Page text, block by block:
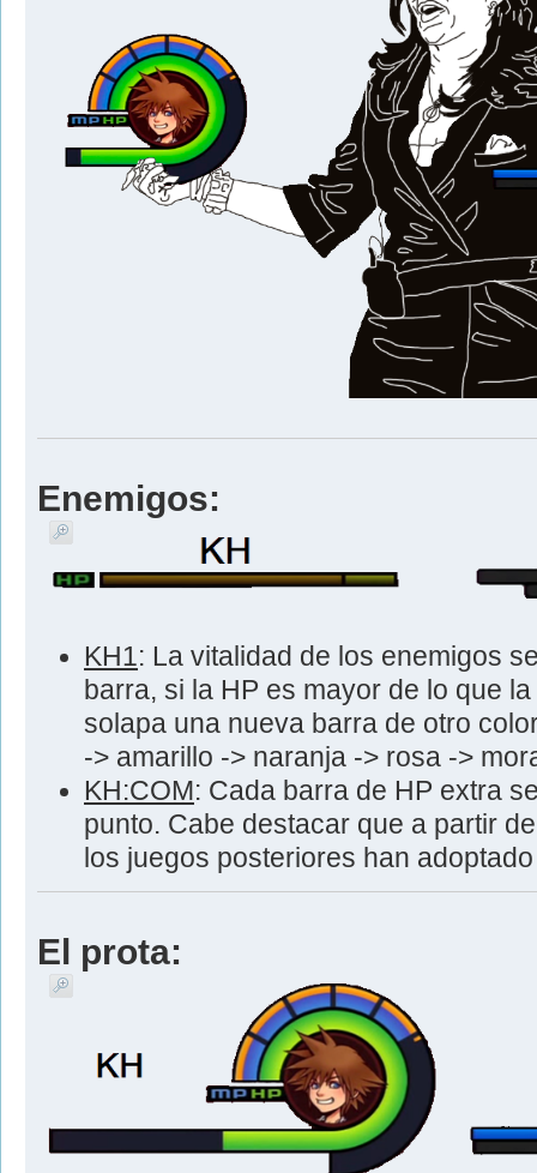
Enemigos:
KH1: La vitalidad de los enemigos
barra, si la HP es mayor de lo que
solapa una nueva barra de otro
-> amarillo -> naranja -> rosa ->
KH:COM: Cada barra de HP extra
punto. Cabe destacar que a partir
los juegos posteriores han
El prota: